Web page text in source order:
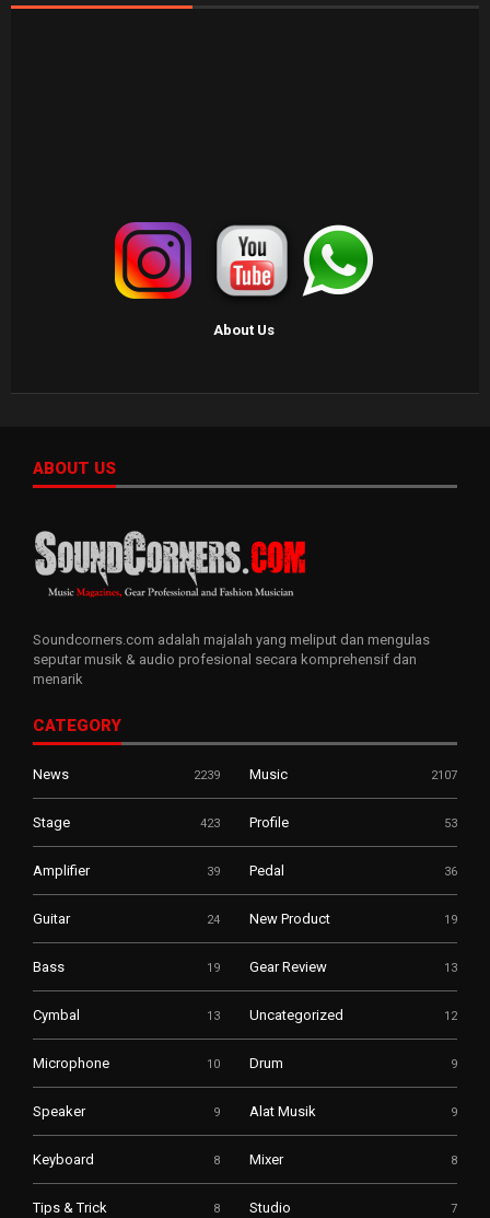
About Us
ABOUT US
Soundcorners.com adalah majalah yang meliput dan mengulas
seputar musik & audio profesional secara komprehensif dan
menarik
CATEGORY
News 2239 Music 2107
Stage 423 Profile 53
Amplifier 39 Pedal 36
Guitar 24 New Product 19
Bass 19 Gear Review 13
Cymbal 13 Uncategorized 12
Microphone 10 Drum 9
Speaker 9 Alat Musik 9
Keyboard 8 Mixer 8
Tips & Trick 8 Studio 7